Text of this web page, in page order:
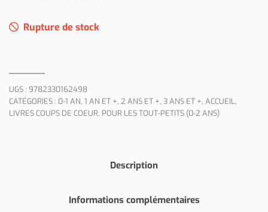
Rupture de stock
UGS : 9782330162498
CATÉGORIES : 0-1 AN, 1 AN ET +, 2 ANS ET +, 3 ANS ET +, ACCUEIL,
LIVRES COUPS DE COEUR, POUR LES TOUT-PETITS (0-2 ANS)
Description
Informations complémentaires